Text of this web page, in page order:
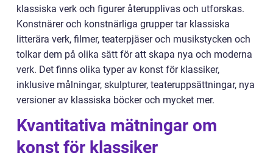
klassiska verk och figurer återupplivas och utforskas.
Konstnärer och konstnärliga grupper tar klassiska
litterära verk, filmer, teaterpjäser och musikstycken och
tolkar dem på olika sätt för att skapa nya och moderna
verk. Det finns olika typer av konst för klassiker,
inklusive målningar, skulpturer, teateruppsättningar, nya
versioner av klassiska böcker och mycket mer.
Kvantitativa mätningar om
konst för klassiker